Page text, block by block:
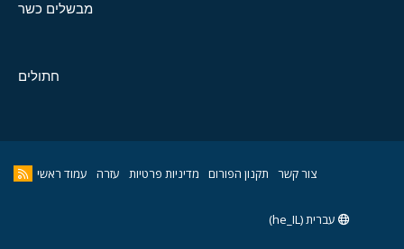
מבשלים כשר
חתולים
צור קשר תקנון הפורום מדיניות פרטיות עזרה עמוד ראשי
עברית (he_IL)